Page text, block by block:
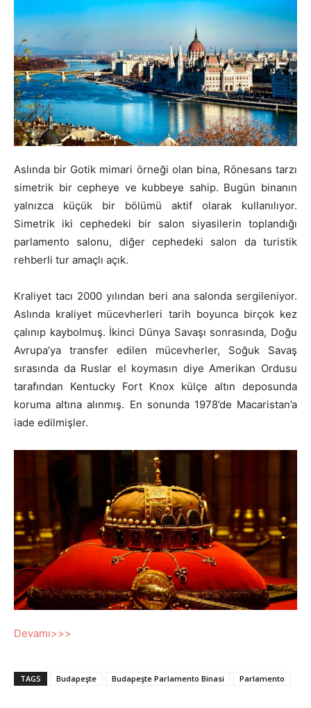
Aslında bir Gotik mimari örneği olan bina, Rönesans tarzı
simetrik bir cepheye ve kubbeye sahip. Bugün binanın
yalnızca küçük bir bölümü aktif olarak kullanılıyor.
Simetrik iki cephedeki bir salon siyasilerin toplandığı
parlamento salonu, diğer cephedeki salon da turistik
rehberli tur amaçlı açık.
Kraliyet tacı 2000 yılından beri ana salonda sergileniyor.
Aslında kraliyet mücevherleri tarih boyunca birçok kez
çalınıp kaybolmuş. İkinci Dünya Savaşı sonrasında, Doğu
Avrupa’ya transfer edilen mücevherler, Soğuk Savaş
sırasında da Ruslar el koymasın diye Amerikan Ordusu
tarafından Kentucky Fort Knox külçe altın deposunda
koruma altına alınmış. En sonunda 1978’de Macaristan’a
iade edilmişler.
Devamı>>>
TAGS Budapeşte Budapeşte Parlamento Binasi Parlamento